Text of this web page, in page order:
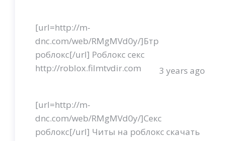
[url=http://m-
dnc.com/web/RMgMVd0y/]Бтр
роблокс[/url] Роблокс секс
http://roblox.filmtvdir.com
3 years ago
[url=http://m-
dnc.com/web/RMgMVd0y/]Секс
роблокс[/url] Читы на роблокс скачать